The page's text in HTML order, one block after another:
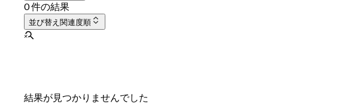
0 件の結果
並び替え 関連度順
結果が見つかりませんでした